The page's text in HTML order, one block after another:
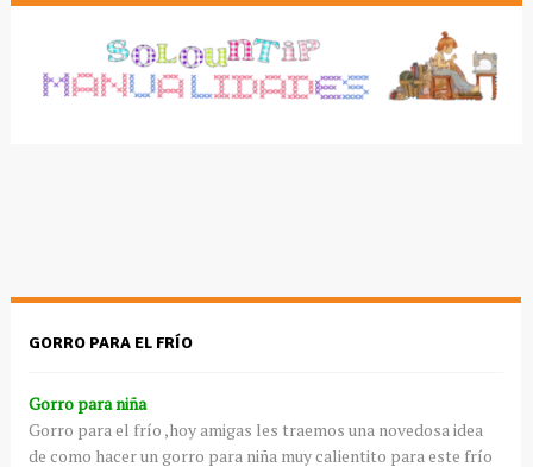
GORRO PARA EL FRÍO
Gorro para niña
Gorro para el frío ,hoy amigas les traemos una novedosa idea
de como hacer un gorro para niña muy calientito para este frío